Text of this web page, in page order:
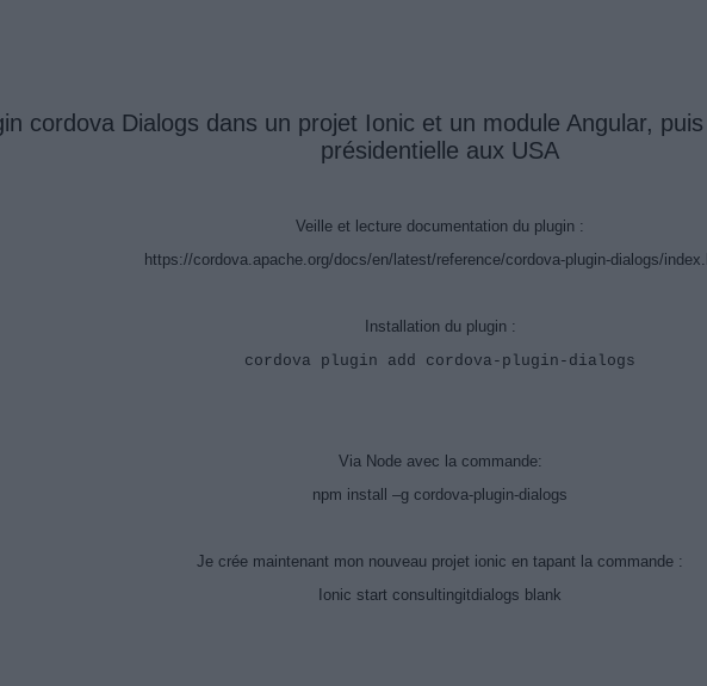
cordova Dialogs dans un projet Ionic et un module Angular,
présidentielle aux USA
Veille et lecture documentation du plugin :
https://cordova.apache.org/docs/en/latest/reference/cordova-plugin-dialogs/
Installation du plugin :
cordova plugin add cordova-plugin-dialogs
Via Node avec la commande:
npm install –g cordova-plugin-dialogs
Je crée maintenant mon nouveau projet ionic en tapant la commande :
Ionic start consultingitdialogs blank